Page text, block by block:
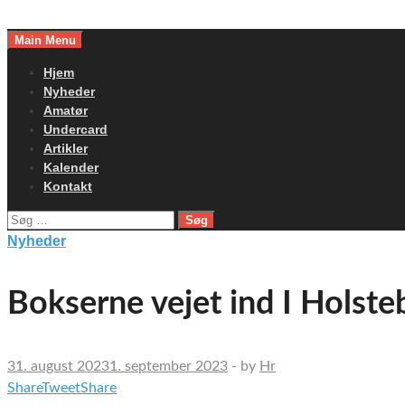
toMain Menu
Hjem
Nyheder
Amatør
Undercard
Artikler
Kalender
Kontakt
Søg
efter:
Nyheder
Bokserne vejet ind I
31. august 20231. september 2023 - by Hr
ShareTweetShare